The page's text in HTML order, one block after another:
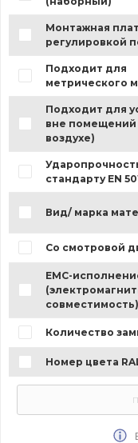
Монтажная
регулировкой
Подходит для
метрического
Подходит для
вне помещений
воздухе)
стандарту EN
Вид/ марка
Со смотровой
EMC-
совместимость)
Количество
Номер цвета